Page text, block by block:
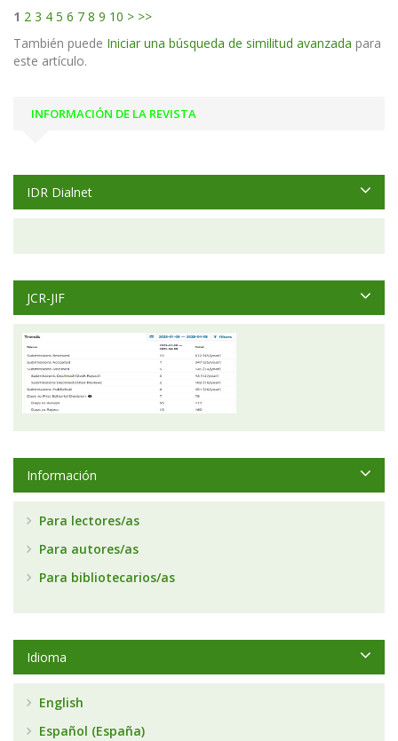
1 2 3 4 5 6 7 8 9 10 > >>
También puede Iniciar una búsqueda de similitud avanzada para
este artículo.
INFORMACIÓN DE LA REVISTA
IDR Dialnet
JCR-JIF
Información
Para lectores/as
Para autores/as
Para bibliotecarios/as
Idioma
English
Español (España)